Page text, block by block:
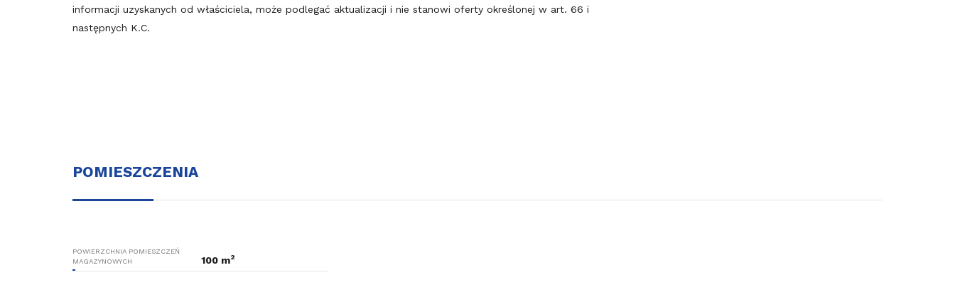
informacji uzyskanych od właściciela, może podlegać aktualizacji i nie stanowi oferty określonej w art. 66 i
następnych K.C.
POMIESZCZENIA
POWIERZCHNIA POMIESZCZEŃ
MAGAZYNOWYCH
100 m2